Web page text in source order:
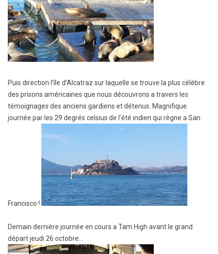
Puis direction l’île d’Alcatraz sur laquelle se trouve la plus célèbre
des prisons américaines que nous découvrons a travers les
témoignages des anciens gardiens et détenus. Magnifique
journée par les 29 degrés celsius de l’été indien qui règne a San
Francisco !
Demain dernière journée en cours a Tam High avant le grand
départ jeudi 26 octobre…